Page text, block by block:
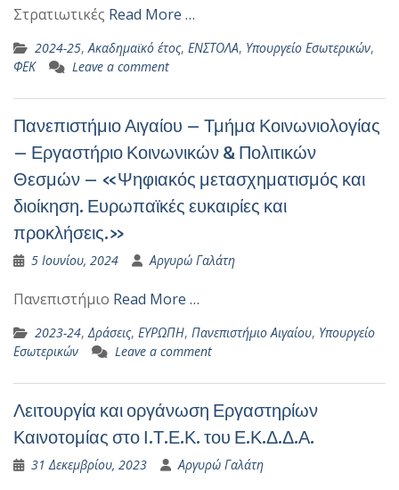
Στρατιωτικές Read More …
2024-25,Ακαδημαϊκό έτος, ΕΝΣΤΟΛΑ, Υπουργείο Εσωτερικών,
ΦΕΚ
Leave a comment
Πανεπιστήμιο Αιγαίου – Τμήμα Κοινωνιολογίας
– Εργαστήριο Κοινωνικών & Πολιτικών
Θεσμών – «Ψηφιακός μετασχηματισμός και
διοίκηση. Ευρωπαϊκές ευκαιρίες και
προκλήσεις.»
5 Ιουνίου, 2024 Αργυρώ Γαλάτη
Πανεπιστήμιο Read More …
2023-24,Δράσεις, ΕΥΡΩΠΗ, Πανεπιστήμιο Αιγαίου, Υπουργείο
Εσωτερικών
Leave a comment
Λειτουργία και οργάνωση Εργαστηρίων
Καινοτομίας στο Ι.Τ.Ε.Κ. του Ε.Κ.Δ.Δ.Α.
31 Δεκεμβρίου, 2023 Αργυρώ Γαλάτη